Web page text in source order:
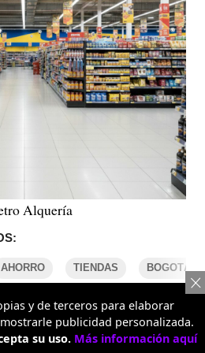
Alquería
AHORRO TIENDAS BOGOTÁ
COMENTARIOS
y de terceros para elaborar
publicidad personalizada.
su uso. Más información aquí